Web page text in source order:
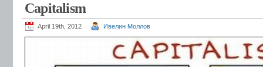
Capitalism
April 19th, 2012 Ивелин Моллов